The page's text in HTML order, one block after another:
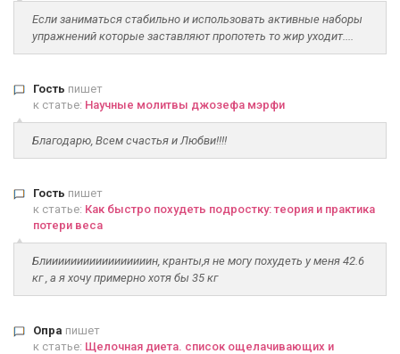
Если заниматься стабильно и использовать активные наборы
упражнений которые заставляют пропотеть то жир уходит....
Гость пишет
к статье: Научные молитвы джозефа мэрфи
Благодарю, Всем счастья и Любви!!!!
Гость пишет
к статье: Как быстро похудеть подростку: теория и практика
потери веса
Блииииииииииииииииин, кранты,я не могу похудеть у меня 42.6
кг , а я хочу примерно хотя бы 35 кг
Опра пишет
к статье: Щелочная диета. список ощелачивающих и